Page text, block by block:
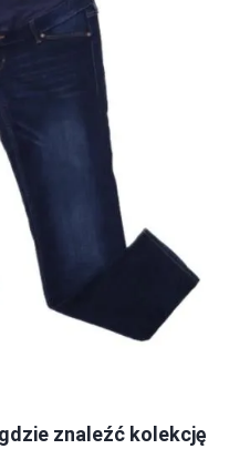
znaleźć kolekcję